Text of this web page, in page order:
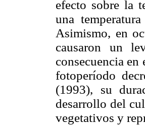
efecto sobre la
una
Asimismo, en
causaron un
consecuencia
fotoperíodo
(1993), su
desarrollo del
vegetativos y